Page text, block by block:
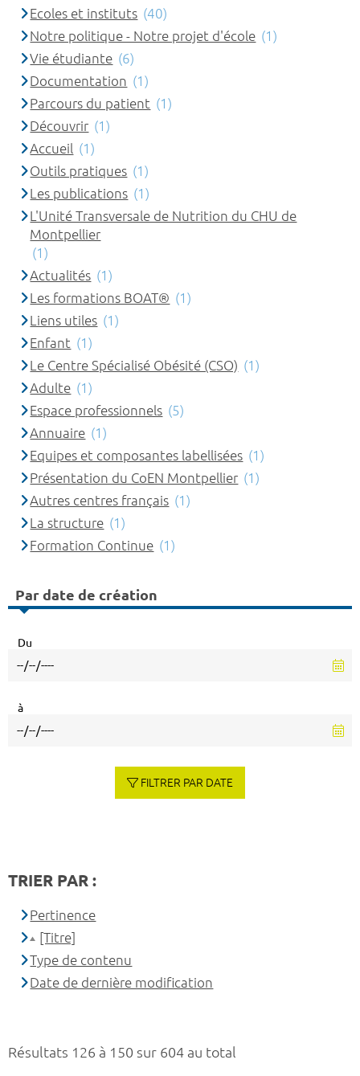
Résultats 126 à 150 sur 604 au total
Ecoles et instituts (40)
Notre politique - Notre projet d'école (1)
Vie étudiante (6)
Documentation (1)
Parcours du patient (1)
Découvrir (1)
Accueil (1)
Outils pratiques (1)
Les publications (1)
L'Unité Transversale de Nutrition du CHU de
Montpellier
(1)
Actualités (1)
Les formations BOAT® (1)
Liens utiles (1)
Enfant (1)
Le Centre Spécialisé Obésité (CSO) (1)
Adulte (1)
Espace professionnels (5)
Annuaire (1)
Equipes et composantes labellisées (1)
Présentation du CoEN Montpellier (1)
Autres centres français (1)
La structure (1)
Formation Continue (1)
Par date de création
Du
à
FILTRER PAR DATE
TRIER PAR :
Pertinence
[Titre]
Type de contenu
Date de dernière modification